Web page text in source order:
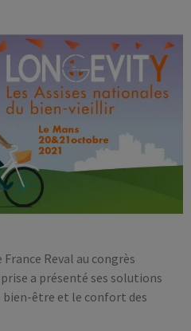
Reval au congrès
a présenté ses solutions
être et le confort des